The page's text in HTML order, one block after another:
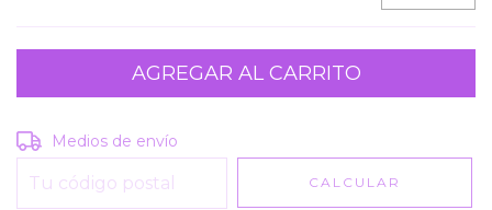
Entregas para el CP:
Medios de envío
CALCULAR